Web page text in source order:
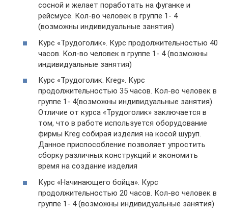
сосной и желает поработать на фуганке и
рейсмусе. Кол-во человек в группе 1- 4
(возможны индивидуальные занятия)
Курс «Трудоголик». Курс продолжительностью 40
часов. Кол-во человек в группе 1- 4 (возможны
индивидуальные занятия)
Курс «Трудоголик. Kreg». Курс
продолжительностью 35 часов. Кол-во человек в
группе 1- 4(возможны индивидуальные занятия).
Отличие от курса «Трудоголик» заключается в
том, что в работе используется оборудование
фирмы Kreg собирая изделия на косой шуруп.
Данное приспособление позволяет упростить
сборку различных конструкций и экономить
время на создание изделия
Курс «Начинающего бойца». Курс
продолжительностью 20 часов. Кол-во человек в
группе 1- 4 (возможны индивидуальные занятия)